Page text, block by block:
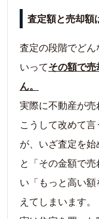
査定額と売却額
査定の段階でど
いってその額で
ん。
実際に不動産が売
こうして改めて
が、いざ査定を
と「その金額で
い「もっと高い
えてしまいます。